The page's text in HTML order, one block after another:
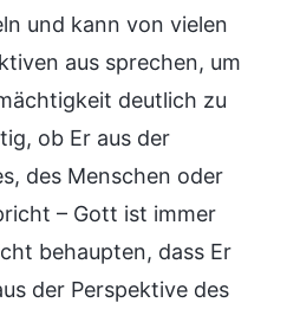
und kann von vielen
aus sprechen, um
deutlich zu
ob Er aus der
des Menschen oder
– Gott ist immer
behaupten, dass Er
der Perspektive des